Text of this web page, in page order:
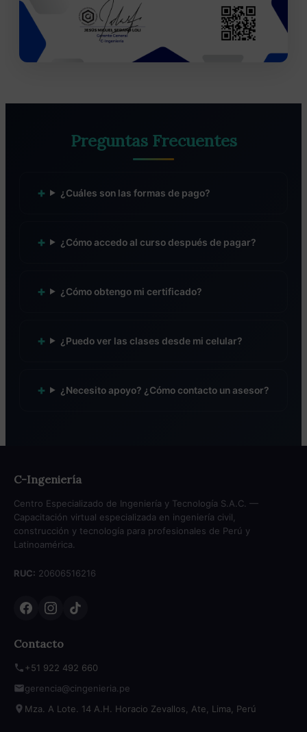
Preguntas Frecuentes
¿Cuáles son las formas de pago?
¿Cómo accedo al curso después de pagar?
¿Cómo obtengo mi certificado?
¿Puedo ver las clases desde mi celular?
¿Necesito apoyo? ¿Cómo contacto un asesor?
C-Ingeniería
Centro Especializado de Ingeniería y Tecnología S.A.C. —
Capacitación virtual especializada en ingeniería civil,
construcción y tecnología para profesionales de Perú y
Latinoamérica.
RUC: 20606516216
Contacto
+51 922 492 660
gerencia@cingenieria.pe
Mza. A Lote. 14 A.H. Horacio Zevallos, Ate, Lima, Perú